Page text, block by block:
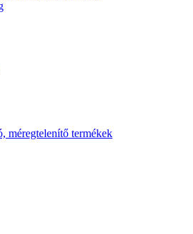
méregtelenítő termékek